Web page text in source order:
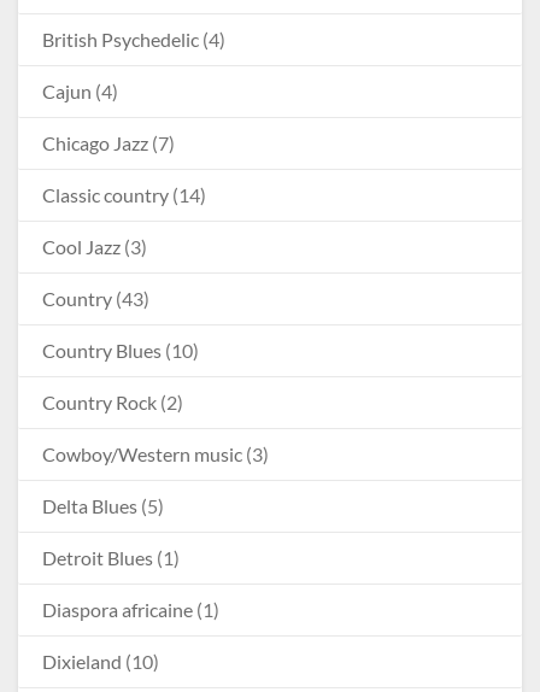
British Psychedelic (4)
Cajun (4)
Chicago Jazz (7)
Classic country (14)
Cool Jazz (3)
Country (43)
Country Blues (10)
Country Rock (2)
Cowboy/Western music (3)
Delta Blues (5)
Detroit Blues (1)
Diaspora africaine (1)
Dixieland (10)